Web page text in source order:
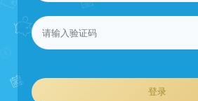
登录